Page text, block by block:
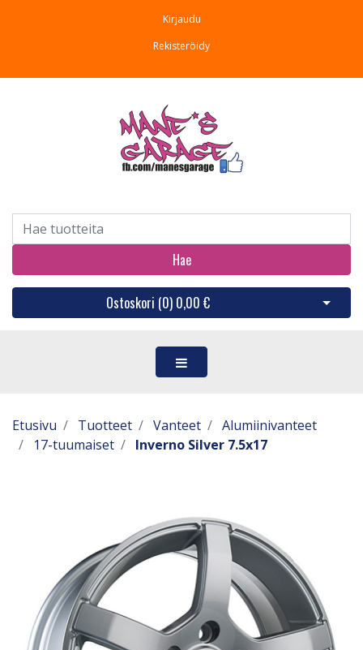
Kirjaudu
Rekisteröidy
Hae
Ostoskori (0) 0,00 € Avaa
Etusivu Tuotteet Vanteet
Alumiinivanteet
17-tuumaiset
Inverno Silver 7.5x17